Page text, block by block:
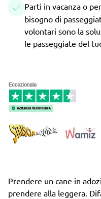
Parti in vacanza o
bisogno di
volontari sono la
le passeggiate del
Prendere un cane in
prendere alla leggera.